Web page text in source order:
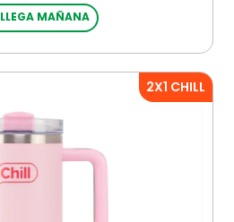
LLEGA MAÑANA
2X1 CHILL